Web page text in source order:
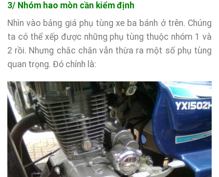
3/ Nhóm hao mòn cần kiểm định
Nhìn vào bảng giá phụ tùng xe ba bánh ở trên. Chúng
ta có thể xếp được những phụ tùng thuộc nhóm 1 và
2 rồi. Nhưng chắc chắn vẫn thừa ra một số phụ tùng
quan trọng. Đó chính là: